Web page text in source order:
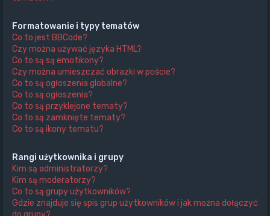
Formatowanie i typy tematów
Co to jest BBCode?
Czy można używać języka HTML?
Co to są są emotikony?
Czy można umieszczać obrazki w poście?
Co to są ogłoszenia globalne?
Co to są ogłoszenia?
Co to są przyklejone tematy?
Co to są zamknięte tematy?
Co to są ikony tematu?
Rangi użytkownika i grupy
Kim są administratorzy?
Kim są moderatorzy?
Co to są grupy użytkowników?
Gdzie znajduje się spis grup użytkowników i jak można dołączyć